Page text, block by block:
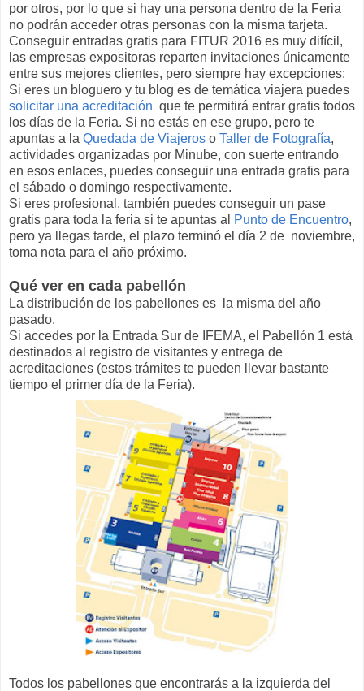
por otros, por lo que si hay una persona dentro de la Feria
no podrán acceder otras personas con la misma tarjeta.
Conseguir entradas gratis para FITUR 2016 es muy difícil,
las empresas expositoras reparten invitaciones únicamente
entre sus mejores clientes, pero siempre hay excepciones:
Si eres un bloguero y tu blog es de temática viajera puedes
solicitar una acreditación que te permitirá entrar gratis todos
los días de la Feria. Si no estás en ese grupo, pero te
apuntas a la Quedada de Viajeros o Taller de Fotografía,
actividades organizadas por Minube, con suerte entrando
en esos enlaces, puedes conseguir una entrada gratis para
el sábado o domingo respectivamente.
Si eres profesional, también puedes conseguir un pase
gratis para toda la feria si te apuntas al
Punto de Encuentro,
pero ya llegas tarde, el plazo terminó el día 2 de noviembre,
toma nota para el año próximo.
Qué ver en cada pabellón
La distribución de los pabellones es la misma del año
pasado.
Si accedes por la Entrada Sur de IFEMA, el Pabellón 1 está
destinados al registro de visitantes y entrega de
acreditaciones (estos trámites te pueden llevar bastante
tiempo el primer día de la Feria).
Todos los pabellones que encontrarás a la izquierda del